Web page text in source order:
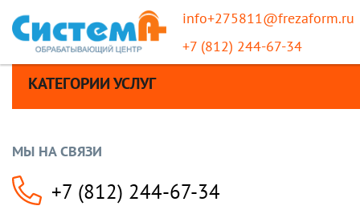
info+275811@frezaform.ru
+7 (812) 244-67-34
КАТЕГОРИИ УСЛУГ
МЫ НА СВЯЗИ
+7 (812) 244-67-34